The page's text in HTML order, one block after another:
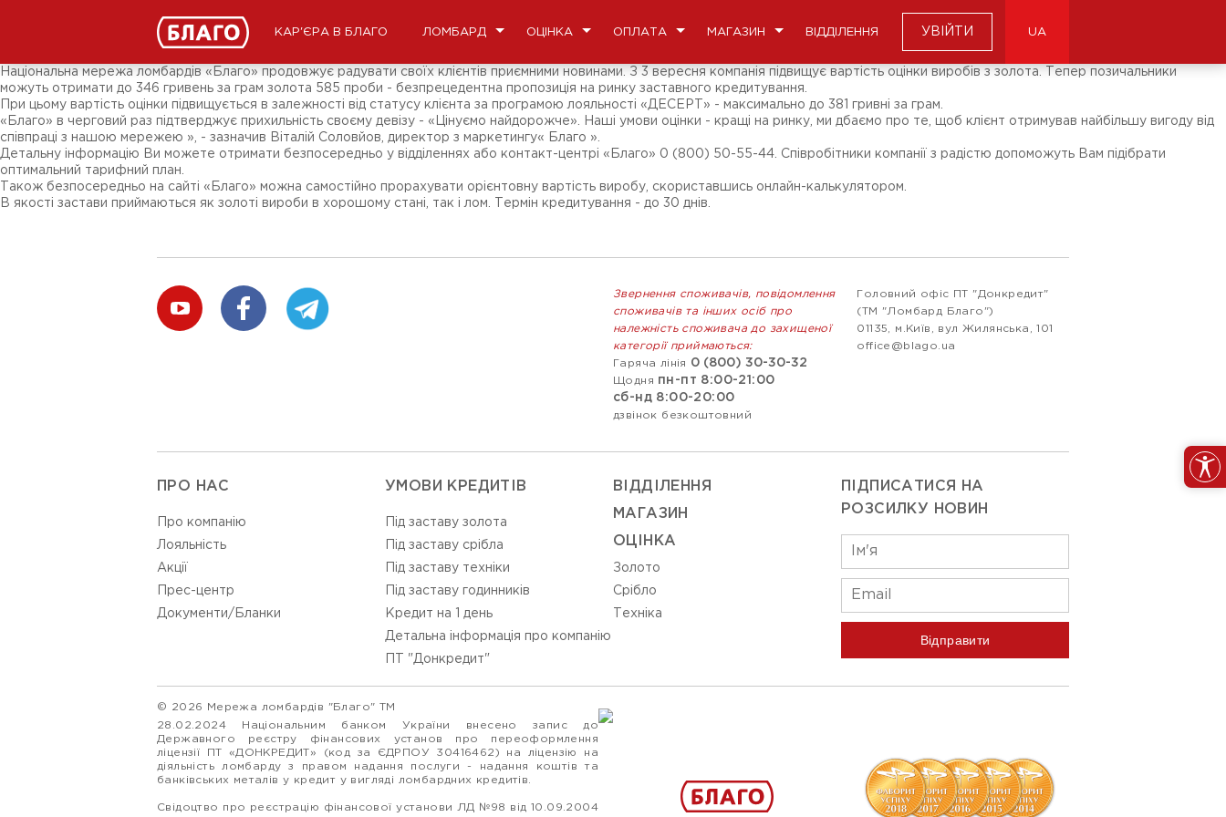
КАР'ЄРА В БЛАГО ЛОМБАРД ОЦІНКА ОПЛАТА МАГАЗИН ВІДДІЛЕННЯ УВІЙТИ UA
Підписники соц-мереж
Національна мережа ломбардів «Благо» продовжує радувати своїх клієнтів приємними новинами. З 3 вересня компанія підвищує вартість оцінки виробів з золота. Тепер позичальники
можуть отримати до 346 гривень за грам золота 585 проби - безпрецедентна пропозиція на ринку заставного кредитування.
При цьому вартість оцінки підвищується в залежності від статусу клієнта за програмою лояльності «ДЕСЕРТ» - максимально до 381 гривні за грам.
«Благо» в черговий раз підтверджує прихильність своєму девізу - «Цінуємо найдорожче». Наші умови оцінки - кращі на ринку, ми дбаємо про те, щоб клієнт отримував найбільшу вигоду від
співпраці з нашою мережею », - зазначив Віталій Соловйов, директор з маркетингу« Благо ».
Детальну інформацію Ви можете отримати безпосередньо у відділеннях або контакт-центрі «Благо» 0 (800) 50-55-44. Співробітники компанії з радістю допоможуть Вам підібрати
оптимальний тарифний план.
Також безпосередньо на сайті «Благо» можна самостійно прорахувати орієнтовну вартість виробу, скориставшись онлайн-калькулятором.
В якості застави приймаються як золоті вироби в хорошому стані, так і лом. Термін кредитування - до 30 днів.
Звернення споживачів, повідомлення
споживачів та інших осіб про
належність споживача до захищеної
категорії приймаються:
Гаряча лінія
0 (800) 30-30-32
Щодня пн-пт 8:00-21:00
сб-нд 8:00-20:00
дзвінок безкоштовний
Головний офіс ПТ "Донкредит"
(ТМ "Ломбард Благо")
01135, м.Київ, вул Жилянська, 101
office@blago.ua
ПРО НАС
Про компанію
Лояльність
Акції
Прес-центр
Документи/Бланки
УМОВИ КРЕДИТІВ
Під заставу золота
Під заставу срібла
Під заставу техніки
Під заставу годинників
Кредит на 1 день
Детальна інформація про компанію
ПТ "Донкредит"
ВIДДIЛЕННЯ
МАГАЗИН
ОЦIНКА
Золото
Срiбло
Технiка
ПІДПИСАТИСЯ НА
РОЗСИЛКУ НОВИН
Відправити
© 2026 Мережа ломбардів "Благо" ТМ
28.02.2024 Національним банком України внесено запис до
Державного реєстру фінансових установ про переоформлення
ліцензії ПТ «ДОНКРЕДИТ» (код за ЄДРПОУ 30416462) на ліцензію на
діяльність ломбарду з правом надання послуги - надання коштів та
банківських металів у кредит у вигляді ломбардних кредитів.
Свідоцтво про реєстрацію фінансової установи ЛД №98 від 10.09.2004